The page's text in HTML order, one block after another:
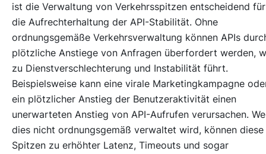
ist die Verwaltung von Verkehrsspitzen entscheidend für
die Aufrechterhaltung der API-Stabilität. Ohne
ordnungsgemäße Verkehrsverwaltung können APIs
plötzliche Anstiege von Anfragen überfordert werden,
zu Dienstverschlechterung und Instabilität führt.
Beispielsweise kann eine virale Marketingkampagne
ein plötzlicher Anstieg der Benutzeraktivität einen
unerwarteten Anstieg von API-Aufrufen verursachen.
dies nicht ordnungsgemäß verwaltet wird, können diese
Spitzen zu erhöhter Latenz, Timeouts und sogar